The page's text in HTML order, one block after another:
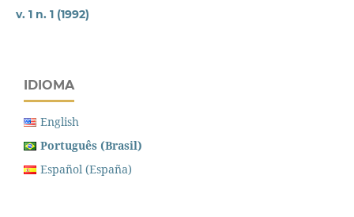
v. 1 n. 1 (1992)
IDIOMA
English
Português (Brasil)
Español (España)